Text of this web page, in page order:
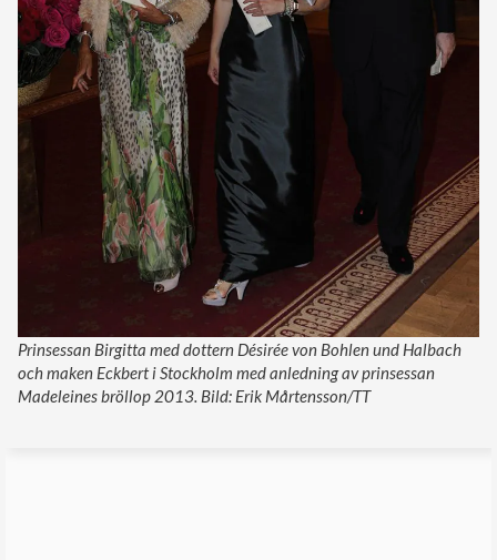
Prinsessan Birgitta med dottern Désirée von Bohlen und Halbach
och maken Eckbert i Stockholm med anledning av prinsessan
Madeleines bröllop 2013. Bild: Erik Mårtensson/TT